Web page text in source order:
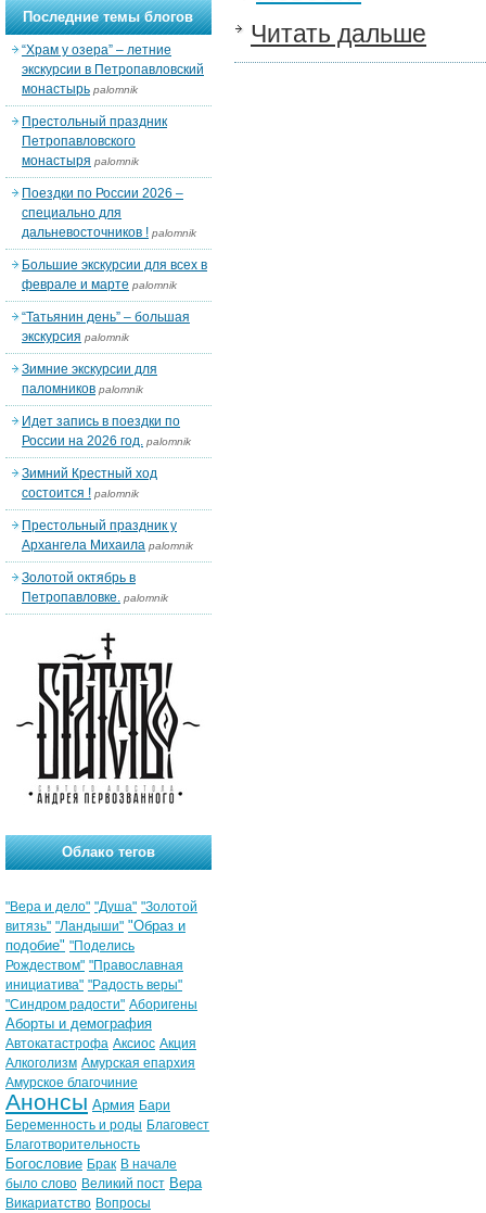
Читать дальше
Последние темы блогов
“Храм у озера” – летние
экскурсии в Петропавловский
монастырь palomnik
Престольный праздник
Петропавловского
монастыря palomnik
Поездки по России 2026 –
специально для
дальневосточников ! palomnik
Большие экскурсии для всех в
феврале и марте palomnik
“Татьянин день” – большая
экскурсия palomnik
Зимние экскурсии для
паломников palomnik
Идет запись в поездки по
России на 2026 год. palomnik
Зимний Крестный ход
состоится ! palomnik
Престольный праздник у
Архангела Михаила palomnik
Золотой октябрь в
Петропавловке. palomnik
Облако тегов
"Вера и дело" "Душа" "Золотой
витязь" "Ландыши" "Образ и
подобие" "Поделись
Рождеством" "Православная
инициатива" "Радость веры"
"Синдром радости" Аборигены
Аборты и демография
Автокатастрофа Аксиос Акция
Алкоголизм Амурская епархия
Амурское благочиние
Анонсы Армия Бари
Беременность и роды Благовест
Благотворительность
Богословие Брак В начале
было слово Великий пост Вера
Викариатство Вопросы